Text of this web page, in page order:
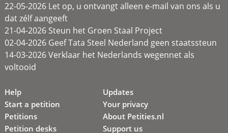
22-05-2026 Let op, u ontvangt alleen e-mail van ons als u
dat zélf aangeeft
21-04-2026 Steun het Groen Staal Project
02-04-2026 Geef Tata Steel Nederland geen staatssteun
14-03-2026 Verklaar het Nederlands wegennet als
voltooid
Help
Start a petition
Petitions
Petition desks
Updates
Your privacy
About Petities.nl
Support us